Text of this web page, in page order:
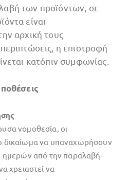
των προϊόντων, σε
είναι
αρχική τους
η επιστροφή
κατόπιν συμφωνίας.
νομοθεσία, οι
δικαίωμα να υπαναχωρήσουν
ημερών από την παραλαβή
χρειαστεί να